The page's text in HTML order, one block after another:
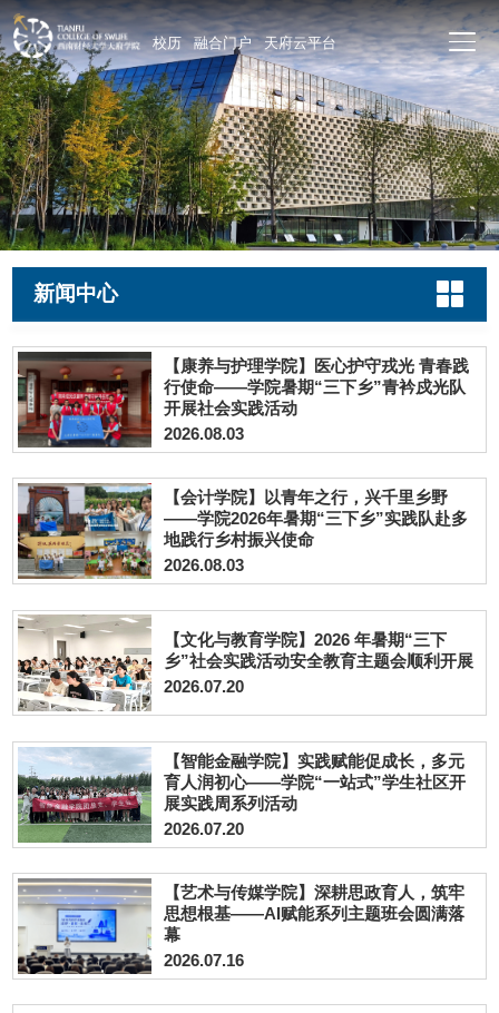
校历 融合门户 天府云平台
新闻中心
【康养与护理学院】医心护守戎光 青春践
行使命——学院暑期“三下乡”青衿戍光队
开展社会实践活动
2026.08.03
【会计学院】以青年之行，兴千里乡野
——学院2026年暑期“三下乡”实践队赴多
地践行乡村振兴使命
2026.08.03
【文化与教育学院】2026 年暑期“三下
乡”社会实践活动安全教育主题会顺利开展
2026.07.20
【智能金融学院】实践赋能促成长，多元
育人润初心——学院“一站式”学生社区开
展实践周系列活动
2026.07.20
【艺术与传媒学院】深耕思政育人，筑牢
思想根基——AI赋能系列主题班会圆满落
幕
2026.07.16